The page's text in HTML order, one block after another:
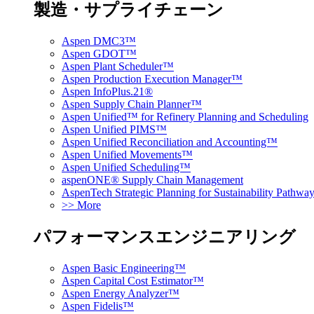
製造・サプライチェーン
Aspen DMC3™
Aspen GDOT™
Aspen Plant Scheduler™
Aspen Production Execution Manager™
Aspen InfoPlus.21®
Aspen Supply Chain Planner™
Aspen Unified™ for Refinery Planning and Scheduling
Aspen Unified PIMS™
Aspen Unified Reconciliation and Accounting™
Aspen Unified Movements™
Aspen Unified Scheduling™
aspenONE® Supply Chain Management
AspenTech Strategic Planning for Sustainability
>> More
パフォーマンスエンジニアリング
Aspen Basic Engineering™
Aspen Capital Cost Estimator™
Aspen Energy Analyzer™
Aspen Fidelis™